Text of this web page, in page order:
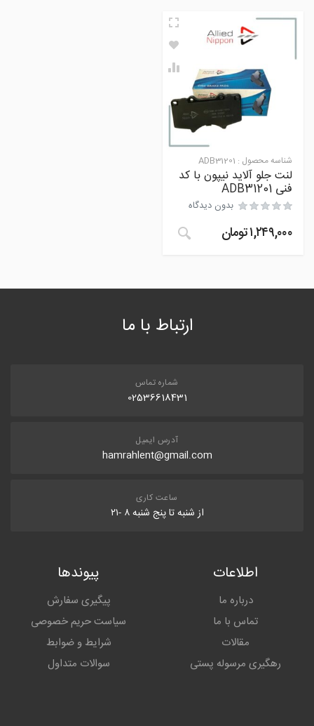
شناسه محصول : ADB31201
لنت جلو آلاید نیپون با کد
فنی ADB31201
بدون دیدگاه
۱,۲۴۹,۰۰۰تومان
ارتباط با ما
شماره تماس
02536618431
آدرس ایمیل
hamrahlent@gmail.com
ساعت کاری
از شنبه تا پنج شنبه ۸ -۲۱
اطلاعات
درباره ما
تماس با ما
مقالات
رهگیری مرسوله پستی
پیوندها
پیگیری سفارش
سیاست حریم خصوصی
شرایط و ضوابط
سوالات متداول